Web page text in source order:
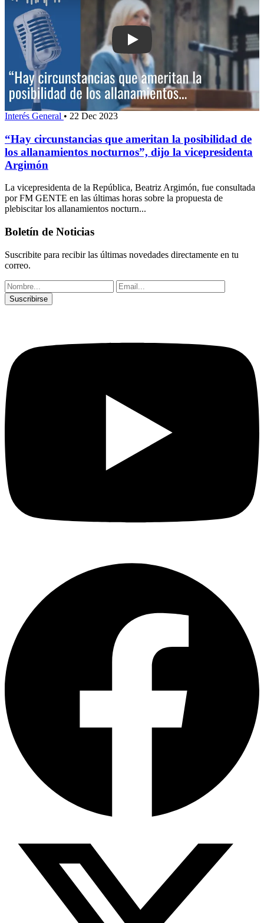
Play: “Hay circunstancias que
Interés General • 22 Dec 2023
“Hay circunstancias que ameritan la posibilidad de
los allanamientos nocturnos”, dijo la vicepresidenta
Argimón
La vicepresidenta de la República, Beatriz Argimón, fue consultada
por FM GENTE en las últimas horas sobre la propuesta de
plebiscitar los allanamientos nocturn...
Boletín de Noticias
Suscribite para recibir las últimas novedades directamente en tu
correo.
Suscribirse